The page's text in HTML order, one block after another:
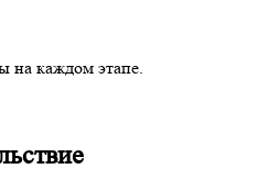
на каждом этапе.